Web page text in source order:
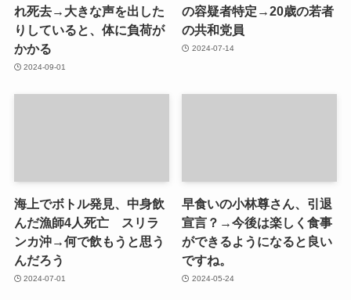
れ死去→大きな声を出した
りしていると、体に負荷が
かかる
2024-09-01
の容疑者特定→20歳の若者
の共和党員
2024-07-14
海上でボトル発見、中身飲
んだ漁師4人死亡 スリラ
ンカ沖→何で飲もうと思う
んだろう
2024-07-01
早食いの小林尊さん、引退
宣言？→今後は楽しく食事
ができるようになると良い
ですね。
2024-05-24